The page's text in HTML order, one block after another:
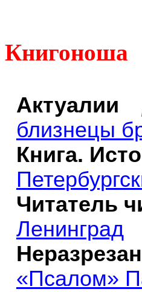
Книгоноша
Актуалии
близнецы
Книга.
Читатель
Ленинград
«Псалом»